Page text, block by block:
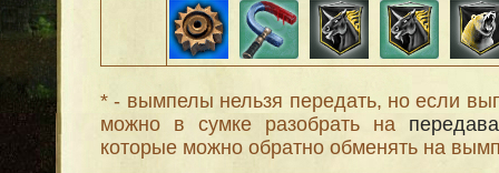
* - вымпелы нельзя передать, но если
можно в сумке разобрать на
которые можно обратно обменять на